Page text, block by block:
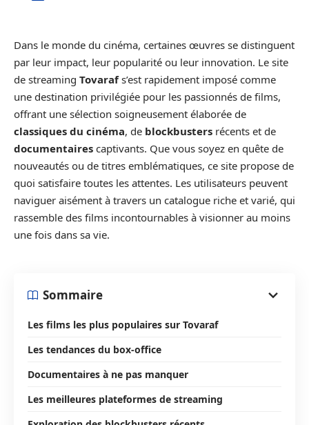
Dans le monde du cinéma, certaines œuvres se distinguent
par leur impact, leur popularité ou leur innovation. Le site
de streaming Tovarafs’est rapidement imposé comme
une destination privilégiée pour les passionnés de films,
offrant une sélection soigneusement élaborée de
classiques du cinéma, de blockbusters récents et de
documentaires captivants. Que vous soyez en quête de
nouveautés ou de titres emblématiques, ce site propose de
quoi satisfaire toutes les attentes. Les utilisateurs peuvent
naviguer aisément à travers un catalogue riche et varié, qui
rassemble des films incontournables à visionner au moins
une fois dans sa vie.
Sommaire
Les films les plus populaires sur Tovaraf
Les tendances du box-office
Documentaires à ne pas manquer
Les meilleures plateformes de streaming